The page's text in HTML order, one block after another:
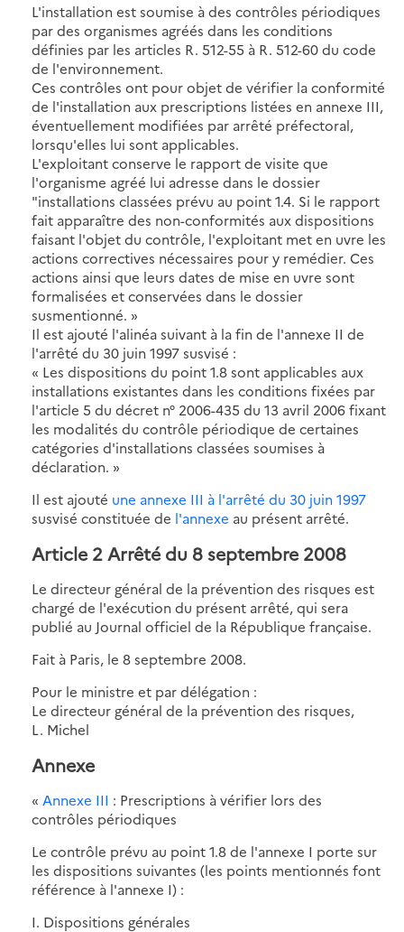
L'installation est soumise à des contrôles périodiques
par des organismes agréés dans les conditions
définies par les articles R. 512-55 à R. 512-60 du code
de l'environnement.
Ces contrôles ont pour objet de vérifier la conformité
de l'installation aux prescriptions listées en annexe III,
éventuellement modifiées par arrêté préfectoral,
lorsqu'elles lui sont applicables.
L'exploitant conserve le rapport de visite que
l'organisme agréé lui adresse dans le dossier
"installations classées prévu au point 1.4. Si le rapport
fait apparaître des non-conformités aux dispositions
faisant l'objet du contrôle, l'exploitant met en uvre les
actions correctives nécessaires pour y remédier. Ces
actions ainsi que leurs dates de mise en uvre sont
formalisées et conservées dans le dossier
susmentionné. »
Il est ajouté l'alinéa suivant à la fin de l'annexe II de
l'arrêté du 30 juin 1997 susvisé :
« Les dispositions du point 1.8 sont applicables aux
installations existantes dans les conditions fixées par
l'article 5 du décret n° 2006-435 du 13 avril 2006 fixant
les modalités du contrôle périodique de certaines
catégories d'installations classées soumises à
déclaration. »
Il est ajouté une annexe III à l'arrêté du 30 juin 1997
susvisé constituée de l'annexe au présent arrêté.
Article 2 Arrêté du 8 septembre 2008
Le directeur général de la prévention des risques est
chargé de l'exécution du présent arrêté, qui sera
publié au Journal officiel de la République française.
Fait à Paris, le 8 septembre 2008.
Pour le ministre et par délégation :
Le directeur général de la prévention des risques,
L. Michel
Annexe
« Annexe III : Prescriptions à vérifier lors des
contrôles périodiques
Le contrôle prévu au point 1.8 de l'annexe I porte sur
les dispositions suivantes (les points mentionnés font
référence à l'annexe I) :
I. Dispositions générales